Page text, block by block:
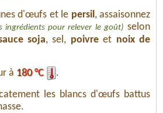
d'œufs et le persil , assaisonnez
ingrédients pour relever le goût) selon
soja, sel, poivreet noix de
à 180 °C .
les blancs d'œufs battus